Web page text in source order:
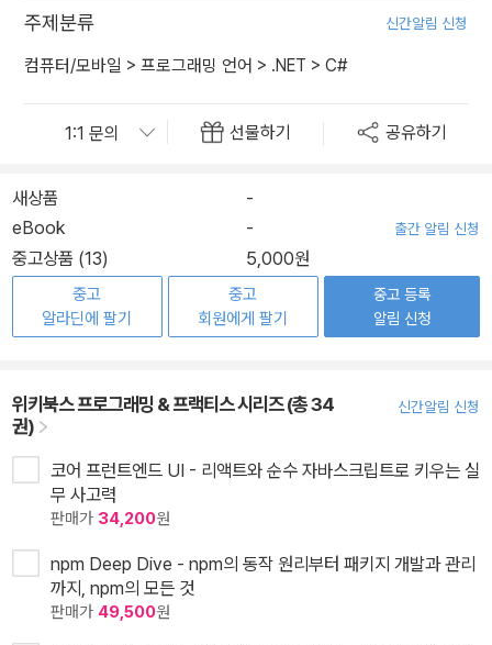
주제분류 신간알림 신청
컴퓨터/모바일 > 프로그래밍 언어 > .NET > C#
선물하기 공유하기
새상품
-
eBook
- 출간 알림 신청
중고상품 (13) 5,000원
중고
알라딘에 팔기
중고
회원에게 팔기
중고 등록
알림 신청
위키북스 프로그래밍 & 프랙티스 시리즈 (총 34
권)
신간알림 신청
코어 프런트엔드 UI - 리액트와 순수 자바스크립트로 키우는 실
무 사고력
판매가 34,200원
npm Deep Dive - npm의 동작 원리부터 패키지 개발과 관리
까지, npm의 모든 것
판매가 49,500원